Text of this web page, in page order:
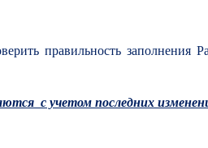
правильность заполнения
с учетом последних